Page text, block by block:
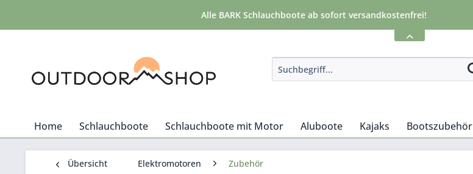
Alle BARK Schlauchboote ab sofort versandkostenfrei!
Home Schlauchboote Schlauchboote mit Motor Aluboote Kajaks Bootszubehör
Übersicht Elektromotoren Zubehör